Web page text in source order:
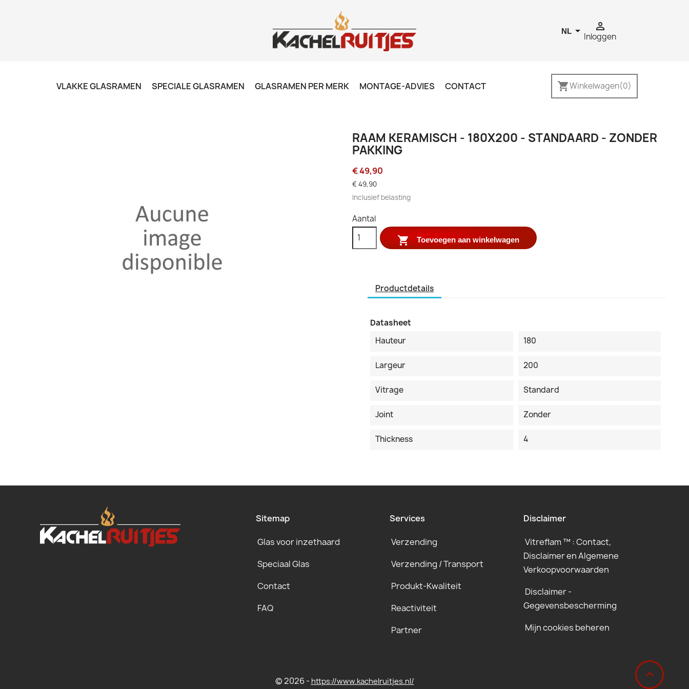
NL  
Inloggen
shopping_cartWinkelwagen(0)
VLAKKE GLASRAMEN SPECIALE GLASRAMEN GLASRAMEN PER MERK MONTAGE-ADVIES CONTACT
RAAM KERAMISCH - 180X200 - STANDAARD - ZONDER
PAKKING
€ 49,90
€ 49,90
Inclusief belasting
Aantal
 Toevoegen aan winkelwagen
Productdetails
Datasheet
Hauteur
180
Largeur 200
Vitrage Standard
Joint Zonder
Thickness 4
Sitemap
Glas voor inzethaard
Speciaal Glas
Contact
FAQ
Services
Verzending
Verzending / Transport
Produkt-Kwaliteit
Reactiviteit
Partner
Disclaimer
Vitreflam ™ : Contact,
Disclaimer en Algemene
Verkoopvoorwaarden
Disclaimer -
Gegevensbescherming
Mijn cookies beheren
© 2026 - https://www.kachelruitjes.nl/
‹